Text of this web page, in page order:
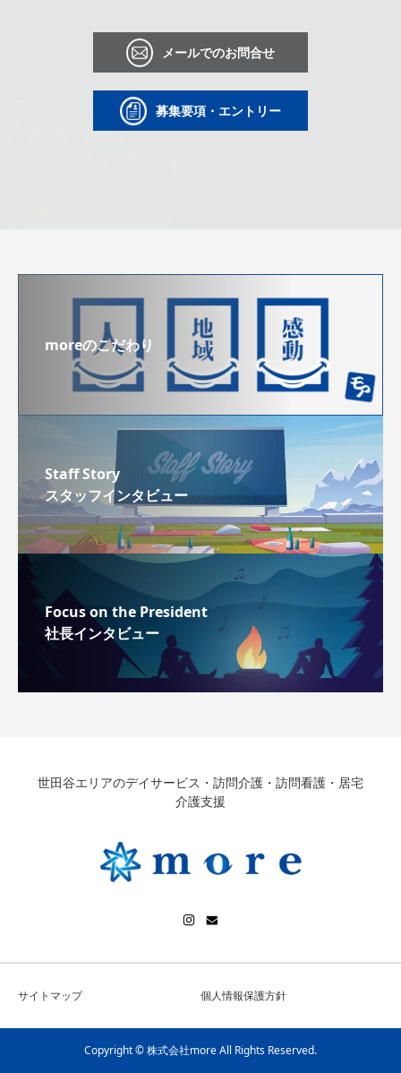
メールでのお問合せ
募集要項・エントリー
moreのこだわり
Staff Story
スタッフインタビュー
Focus on the President
社長インタビュー
世田谷エリアのデイサービス・訪問介護・訪問看護・居宅
介護支援
サイトマップ 個人情報保護方針
Copyright © 株式会社more All Rights Reserved.